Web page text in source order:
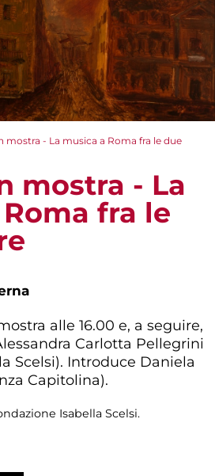
mostra - La musica a Roma fra le due
mostra - La
fra le
alle 16.00 e, a seguire,
Carlotta Pellegrini
Scelsi). Introduce Daniela
Capitolina).
Isabella Scelsi.